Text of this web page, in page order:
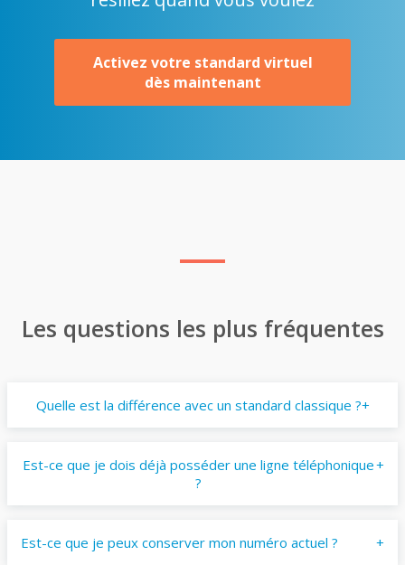
Activez votre standard virtuel
dès maintenant
Les questions les plus fréquentes
Quelle est la différence avec un standard classique ?
Est-ce que je dois déjà posséder une ligne téléphonique
?
Est-ce que je peux conserver mon numéro actuel ?